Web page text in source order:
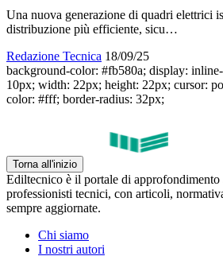
Una nuova generazione di quadri elettrici
distribuzione più efficiente, sicu…
Redazione Tecnica 18/09/25
background-color: #fb580a; display:
10px; width: 22px; height: 22px; cursor:
color: #fff; border-radius: 32px;
Torna all'inizio
Ediltecnico è il portale di approfondimento
professionisti tecnici, con articoli,
sempre aggiornate.
Chi siamo
I nostri autori